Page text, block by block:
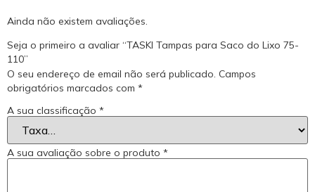
Ainda não existem avaliações.
Seja o primeiro a avaliar “TASKI Tampas para Saco do Lixo 75-
110”
O seu endereço de email não será publicado. Campos
obrigatórios marcados com *
A sua classificação *
A sua avaliação sobre o produto *